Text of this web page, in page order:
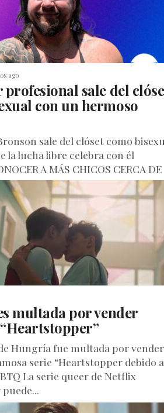
ago
sale del
con un hermoso
sale del clóset como
la lucha libre celebra con él
A MÁS CHICOS CERCA DE
multada por vender
Hungría fue multada por vender
serie “Heartstopper debido a
La serie queer de Netflix